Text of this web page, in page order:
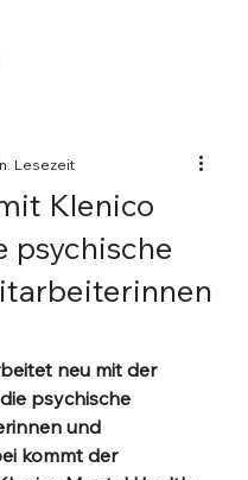
Klenico
psychische
Lesezeit
neu mit der
psychische
und
kommt der